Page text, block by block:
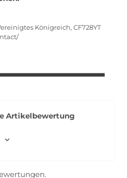
Königreich, CF728YT
Artikelbewertung